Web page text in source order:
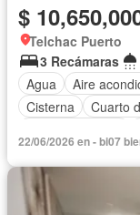
$
Telchac Puerto
3 Recámaras
Agua
Aire
Cisterna
Cuarto
Vista panorámica
22/06/2026 en - bi07